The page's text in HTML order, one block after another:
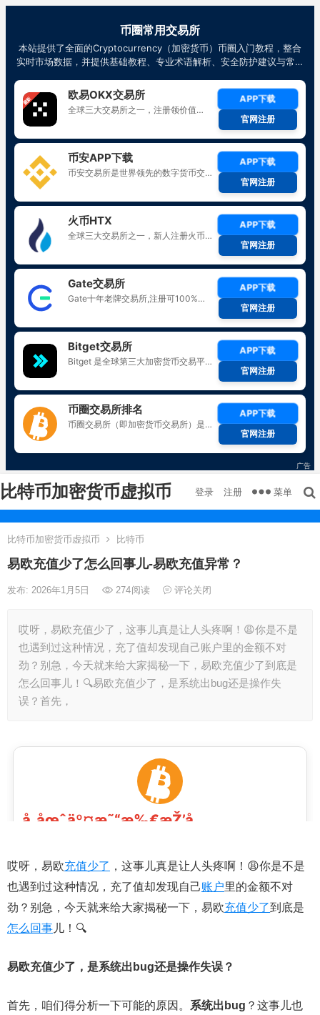
比特币加密货币虚拟币 登录 注册 菜单
比特币加密货币虚拟币 比特币
易欧充值少了怎么回事儿-易欧充值异常？
发布: 2026年1月5日 274阅读 评论关闭
哎呀，易欧充值少了，这事儿真是让人头疼啊！😩你是不是
也遇到过这种情况，充了值却发现自己账户里的金额不对
劲？别急，今天就来给大家揭秘一下，易欧充值少了到底是
怎么回事儿！🔍易欧充值少了，是系统出bug还是操作失
误？首先，
哎呀，易欧充值少了 ，这事儿真是让人头疼啊！😩你是不是
也遇到过这种情况，充了值却发现自己账户里的金额不对
劲？别急，今天就来给大家揭秘一下，易欧充值少了到底是
怎么回事 儿！🔍
易欧充值少了，是系统出bug还是操作失误？
首先，咱们得分析一下可能的原因。 系统出bug ？这事儿也